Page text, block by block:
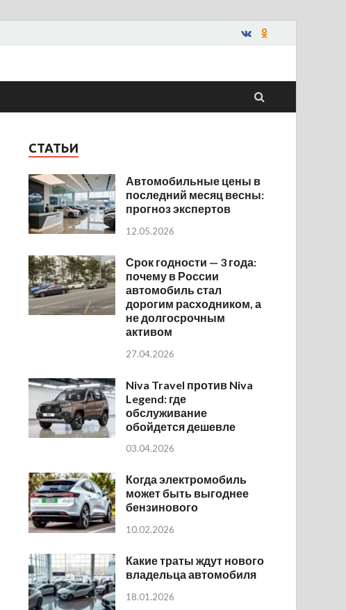
СТАТЬИ
Автомобильные цены в
последний месяц весны:
прогноз экспертов
12.05.2026
Срок годности — 3 года:
почему в России
автомобиль стал
дорогим расходником, а
не долгосрочным
активом
27.04.2026
Niva Travel против Niva
Legend: где
обслуживание
обойдется дешевле
03.04.2026
Когда электромобиль
может быть выгоднее
бензинового
10.02.2026
Какие траты ждут нового
владельца автомобиля
18.01.2026